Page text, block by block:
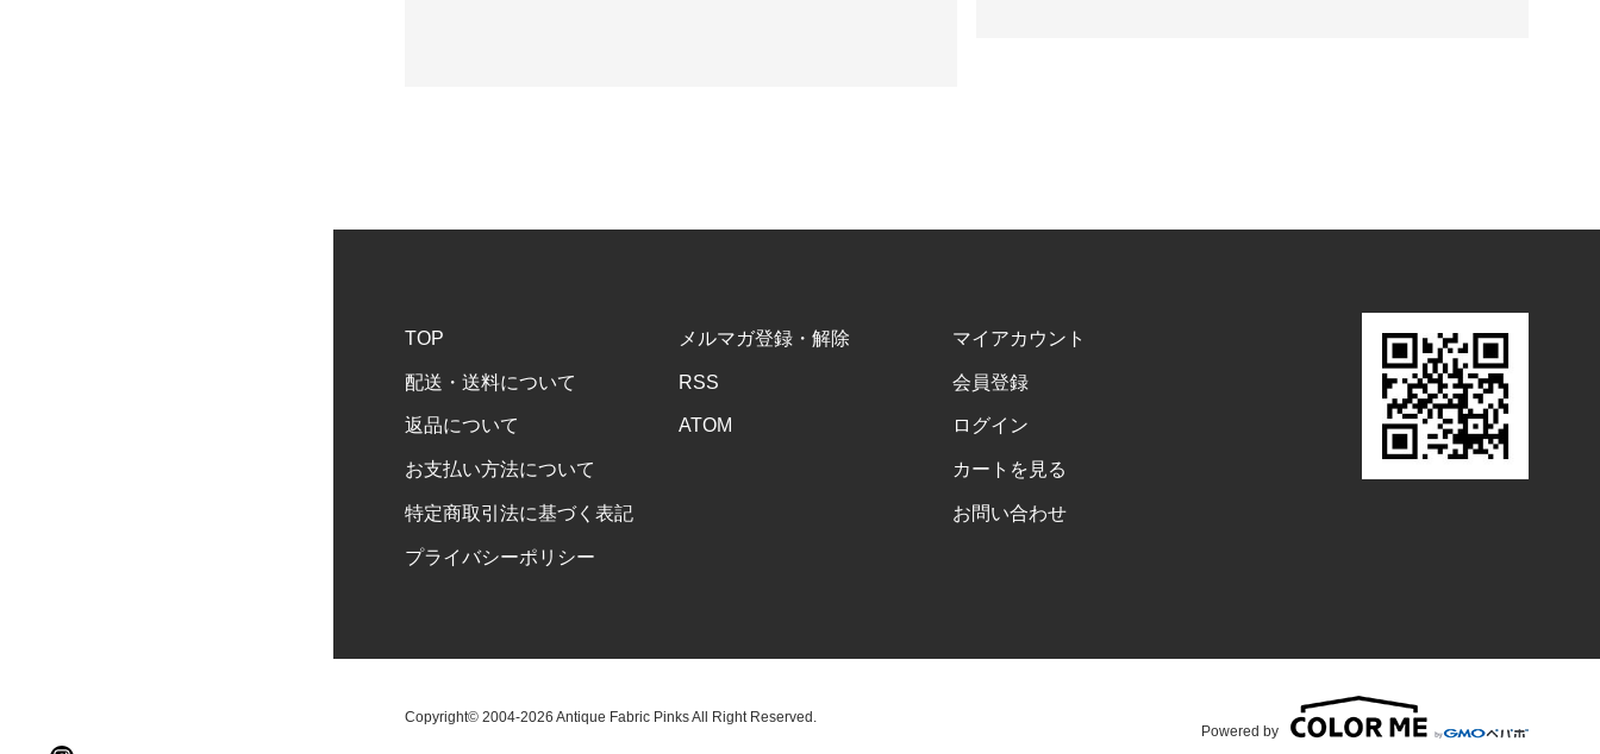
TOP
配送・送料について
返品について
お支払い方法について
特定商取引法に基づく表記
プライバシーポリシー
メルマガ登録・解除
RSS
ATOM
マイアカウント
会員登録
ログイン
カートを見る
お問い合わせ
Copyright© 2004-2026 Antique Fabric Pinks All Right Reserved.
Powered by